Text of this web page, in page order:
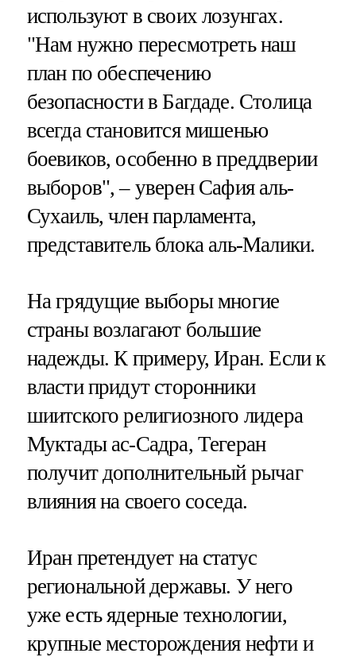
используют в своих лозунгах.
"Нам нужно пересмотреть наш
план по обеспечению
безопасности в Багдаде. Столица
всегда становится мишенью
боевиков, особенно в преддверии
выборов", – уверен Сафия аль-
Сухаиль, член парламента,
представитель блока аль-Малики.
На грядущие выборы многие
страны возлагают большие
надежды. К примеру, Иран. Если к
власти придут сторонники
шиитского религиозного лидера
Муктады ас-Садра, Тегеран
получит дополнительный рычаг
влияния на своего соседа.
Иран претендует на статус
региональной державы. У него
уже есть ядерные технологии,
крупные месторождения нефти и